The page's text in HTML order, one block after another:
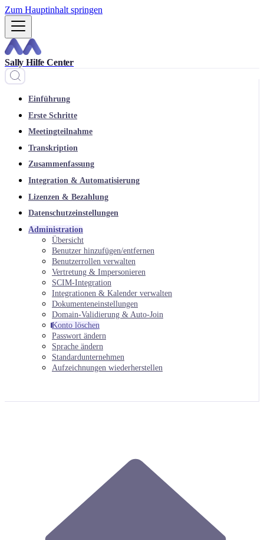
Zum Hauptinhalt springen
Sally Hilfe Center
Einführung
Erste Schritte
Meetingteilnahme
Transkription
Zusammenfassung
Integration & Automatisierung
Lizenzen & Bezahlung
Datenschutzeinstellungen
Administration
Übersicht
Benutzer hinzufügen/entfernen
Benutzerrollen verwalten
Vertretung & Impersonieren
SCIM-Integration
Integrationen & Kalender verwalten
Dokumenteneinstellungen
Domain-Validierung & Auto-Join
Konto löschen
Passwort ändern
Sprache ändern
Standardunternehmen
Aufzeichnungen wiederherstellen